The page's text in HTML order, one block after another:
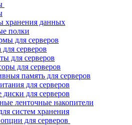
хранения данных
полки
для серверов
серверов
для серверов
для серверов
память для серверов
для серверов
диски для серверов
ленточные накопители
систем хранения
для серверов